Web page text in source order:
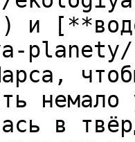
и
planety/
в